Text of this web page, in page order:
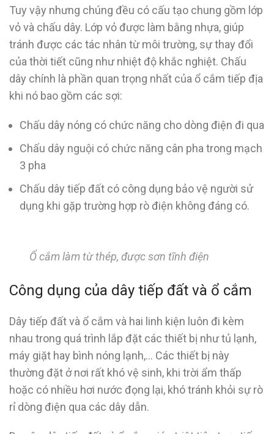
Tuy vậy nhưng chúng đều có cấu tạo chung gồm lớp
vỏ và chấu dây. Lớp vỏ được làm bằng nhựa, giúp
tránh được các tác nhân từ môi trường, sự thay đổi
của thời tiết cũng như nhiệt độ khắc nghiệt. Chấu
dây chính là phần quan trọng nhất của ổ cắm tiếp địa
khi nó bao gồm các sợi:
Chấu dây nóng có chức năng cho dòng điện đi qua
Chấu dây nguội có chức năng cân pha trong mạch
3 pha
Chấu dây tiếp đất có công dụng bảo vệ người sử
dụng khi gặp trường hợp rò điện không đáng có.
Ổ cắm làm từ thép, được sơn tĩnh điện
Công dụng của dây tiếp đất và ổ cắm
Dây tiếp đất và ổ cắm và hai linh kiện luôn đi kèm
nhau trong quá trình lắp đặt các thiết bị như tủ lạnh,
máy giặt hay bình nóng lạnh,… Các thiết bị này
thường đặt ở nơi rất khó vệ sinh, khi trời ẩm thấp
hoặc có nhiều hơi nước đọng lại, khó tránh khỏi sự rò
rỉ dòng điện qua các dây dẫn.